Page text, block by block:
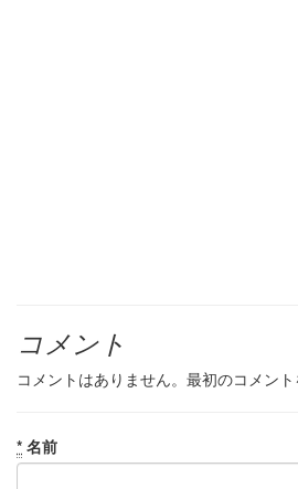
コメント
コメントはありません。最初のコメント
* 名前